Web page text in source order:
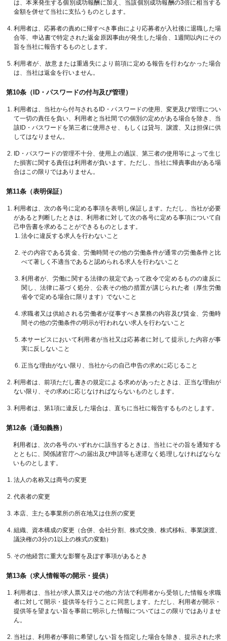
は、本来発生する個別成功報酬に加え、当該個別成功報酬の3倍に相当する
金額を併せて当社に支払うものとします。
利用者は、応募者の責めに帰すべき事由により応募者が入社後に退職した場
合等、申込書で特定された返金原因事由が発生した場合、1週間以内にその
旨を当社に報告するものとします。
利用者が、故意または重過失により前項に定める報告を行わなかった場合
は、当社は返金を行いません。
第10条（ID・パスワードの付与及び管理）
利用者は、当社から付与されるID・パスワードの使用、変更及び管理につい
て一切の責任を負い、利用者と当社間での個別の定めがある場合を除き、当
該ID・パスワードを第三者に使用させ、もしくは貸与、譲渡、又は担保に供
してはなりません。
ID・パスワードの管理不十分、使用上の過誤、第三者の使用等によって生じ
た損害に関する責任は利用者が負います。ただし、当社に帰責事由がある場
合はこの限りではありません。
第11条（表明保証）
利用者は、次の各号に定める事項を表明し保証します。ただし、当社が必要
があると判断したときは、利用者に対して次の各号に定める事項について自
己申告書を求めることができるものとします。
法令に違反する求人を行わないこと
その内容である賃金、労働時間その他の労働条件が通常の労働条件と比
べて著しく不適当であると認められる求人を行わないこと
利用者が、労働に関する法律の規定であって政令で定めるものの違反に
関し、法律に基づく処分、公表その他の措置が講じられた者（厚生労働
省令で定める場合に限ります）でないこと
求職者又は供給される労働者が従事すべき業務の内容及び賃金、労働時
間その他の労働条件の明示が行われない求人を行わないこと
本サービスにおいて利用者が当社又は応募者に対して提示した内容が事
実に反しないこと
正当な理由がない限り、当社からの自己申告の求めに応じること
利用者は、前項ただし書きの規定による求めがあったときは、正当な理由が
ない限り、その求めに応じなければならないものとします。
利用者は、第1項に違反した場合は、直ちに当社に報告するものとします。
第12条（通知義務）
利用者は、次の各号のいずれかに該当するときは、当社にその旨を通知する
とともに、関係諸官庁への届出及び申請等も遅滞なく処理しなければならな
いものとします。
法人の名称又は商号の変更
代表者の変更
本店、主たる事業所の所在地又は住所の変更
組織、資本構成の変更（合併、会社分割、株式交換、株式移転、事業譲渡、
議決権の3分の1以上の株式の変動）
その他経営に重大な影響を及ぼす事項があるとき
第13条（求人情報等の開示・提供）
利用者は、当社が求人票又はその他の方法で利用者から受領した情報を求職
者に対して開示・提供等を行うことに同意します。ただし、利用者が開示・
提供等を望まない旨を事前に明示した情報についてはこの限りではありませ
ん。
当社は、利用者が事前に希望しない旨を指定した場合を除き、提示された求